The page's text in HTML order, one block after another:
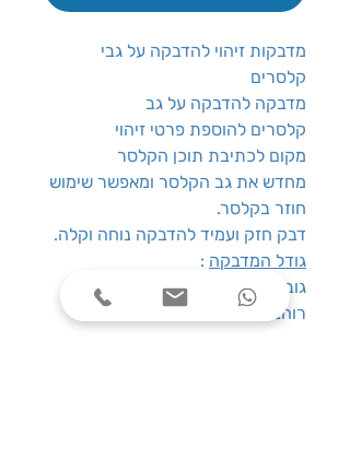
מדבקות זיהוי להדבקה על גבי
קלסרים
מדבקה להדבקה על גב
קלסרים להוספת פרטי זיהוי
מקום לכתיבת תוכן הקלסר
מחדש את גב הקלסר ומאפשר שימוש
חוזר בקלסר.
דבק חזק ועמיד להדבקה נוחה וקלה.
גודל המדבקה :
גובה: 32 ס”מ
רוחב: 5.8 ס”מ